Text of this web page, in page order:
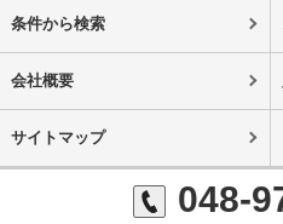
条件から検索
会社概要
サイトマップ
048-